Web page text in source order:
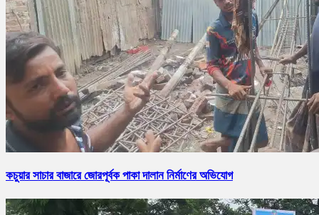
কচুয়ার সাচার বাজারে জোরপূর্বক পাকা দালান নির্মাণের অভিযোগ